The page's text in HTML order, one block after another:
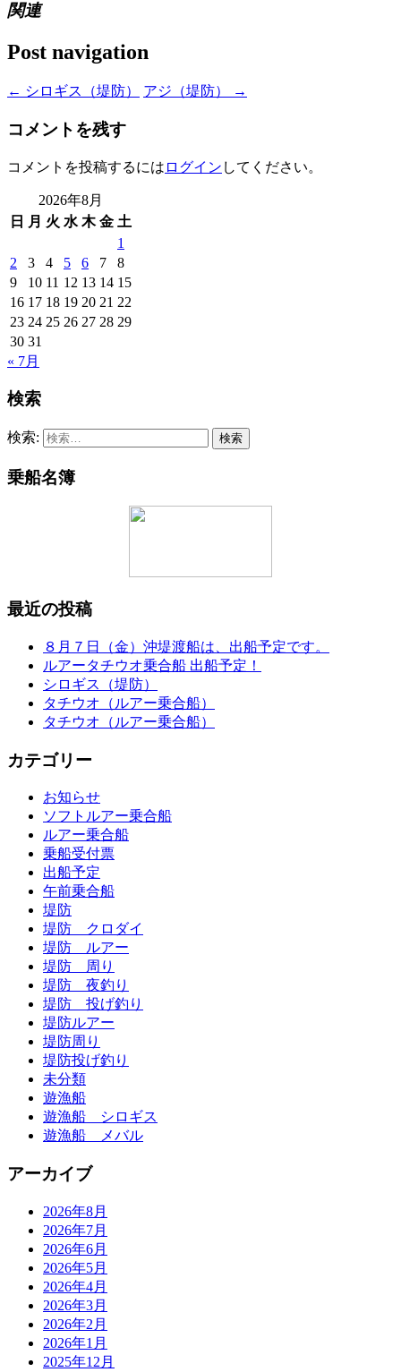
関連
Post navigation
← シロギス（堤防） アジ（堤防） →
コメントを残す
コメントを投稿するには ログイン してください。
2026年8月
日
月 火 水 木 金 土
1
2
3 4 5 6 7
8
9
10 11 12 13 14 15
16 17 18 19 20 21 22
23 24 25 26 27 28 29
30 31
« 7月
検索
検索:
乗船名簿
最近の投稿
８月７日（金）沖堤渡船は、出船予定です。
ルアータチウオ乗合船 出船予定！
シロギス（堤防）
タチウオ（ルアー乗合船）
タチウオ（ルアー乗合船）
カテゴリー
お知らせ
ソフトルアー乗合船
ルアー乗合船
乗船受付票
出船予定
午前乗合船
堤防
堤防 クロダイ
堤防 ルアー
堤防 周り
堤防 夜釣り
堤防 投げ釣り
堤防ルアー
堤防周り
堤防投げ釣り
未分類
遊漁船
遊漁船 シロギス
遊漁船 メバル
アーカイブ
2026年8月
2026年7月
2026年6月
2026年5月
2026年4月
2026年3月
2026年2月
2026年1月
2025年12月